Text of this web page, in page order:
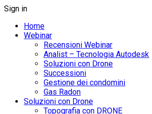
Sign in
Home
Webinar
Recensioni Webinar
Analist – Tecnologia Autodesk
Soluzioni con Drone
Successioni
Gestione dei condomini
Gas Radon
Soluzioni con Drone
Topografia con DRONE